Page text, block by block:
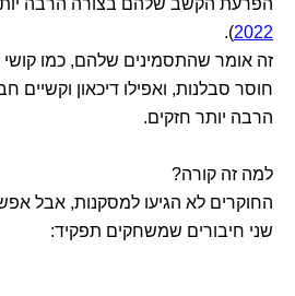
הפרעת הקשב שלהם בצורה הרבה
2022
).
זה אומר שהתסמינים שלהם, כמו
חוסר סבלנות, ואפילו דיכאון וקשיים
הרבה יותר חזקים.
למה זה קורה?
החוקרים לא הגיעו למסקנות, אבל
שני חיבורים שמשחקים תפקיד: